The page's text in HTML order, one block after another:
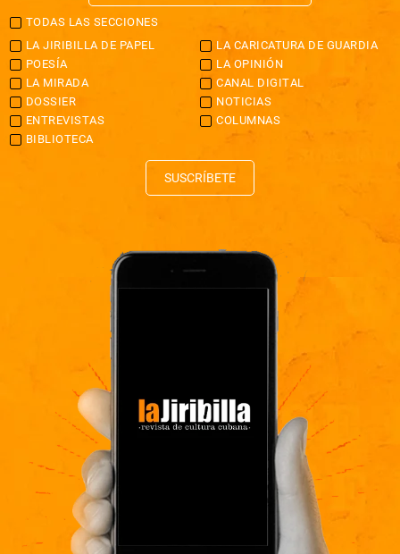
TODAS LAS SECCIONES
LA JIRIBILLA DE PAPEL
LA CARICATURA DE GUARDIA
POESÍA
LA OPINIÓN
LA MIRADA
CANAL DIGITAL
DOSSIER
NOTICIAS
ENTREVISTAS
COLUMNAS
BIBLIOTECA
SUSCRÍBETE